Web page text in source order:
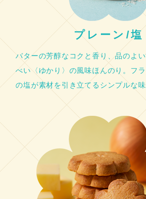
プレーン/塩
バターの芳醇なコクと香り、品のよ
べい〈ゆかり〉の風味ほんのり。フ
の塩が素材を引き立てるシンプルな